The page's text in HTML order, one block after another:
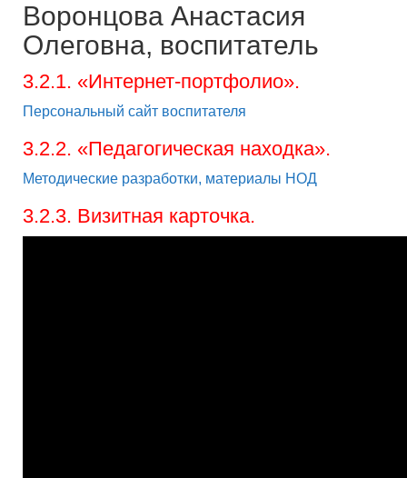
Воронцова Анастасия
Олеговна, воспитатель
3.2.1. «Интернет-портфолио».
Персональный сайт воспитателя
3.2.2. «Педагогическая находка».
Методические разработки, материалы НОД
3.2.3. Визитная карточка.